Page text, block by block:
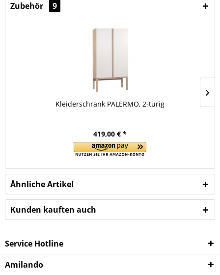
Zubehör 9
Kleiderschrank PALERMO, 2-türig
419,00 € *
Ähnliche Artikel
Kunden kauften auch
Service Hotline
Amilando